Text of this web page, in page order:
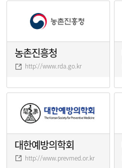
농촌진흥청
http://www.rda.go.kr
대한예방의학회
http://www.prevmed.or.kr